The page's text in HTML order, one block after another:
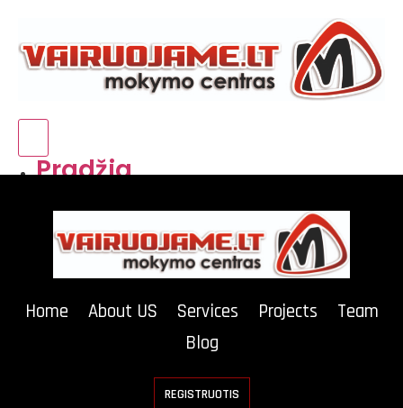
Pradžia
Atsiliepimai
Kainos
Home About US Services Projects
Team
Blog
REGISTRUOTIS